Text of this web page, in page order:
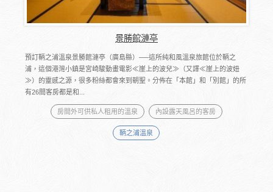
景勝館漣亭
預訂鞆之浦溫泉景勝館漣亭（廣島縣）──這所純和風溫泉旅館位於鞆之
浦，這個港灣小鎮是宮崎駿動畫電影≪崖上的波兒≫（又譯≪崖上的波妞
≫）的靈感之源，很多粉絲都會來到朝聖。分佈在「本館」和「別館」的所
有26間客房都是和...
房間外可供私人租用的溫泉 內設露天風呂的客房
鞆之浦溫泉